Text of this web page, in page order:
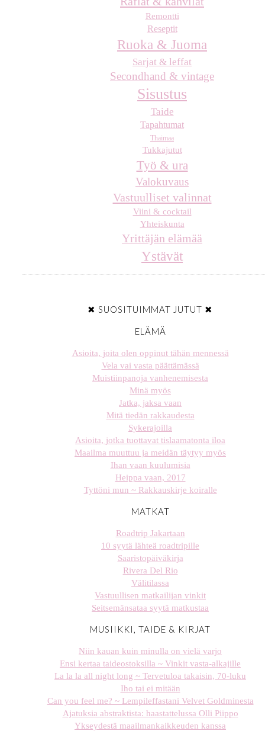
Remontti
Reseptit
Ruoka & Juoma
Sarjat & leffat
Secondhand & vintage
Sisustus
Taide
Tapahtumat
Thaimaa
Tukkajutut
Työ & ura
Valokuvaus
Vastuulliset valinnat
Viini & cocktail
Yhteiskunta
Yrittäjän elämää
Ystävät
✖ SUOSITUIMMAT JUTUT ✖
ELÄMÄ
Asioita, joita olen oppinut tähän mennessä
Vela vai vasta päättämässä
Muistiinpanoja vanhenemisesta
Minä myös
Jatka, jaksa vaan
Mitä tiedän rakkaudesta
Sykerajoilla
Asioita, jotka tuottavat tislaamatonta iloa
Maailma muuttuu ja meidän täytyy myös
Ihan vaan kuulumisia
Heippa vaan, 2017
Tyttöni mun ~ Rakkauskirje koiralle
MATKAT
Roadtrip Jakartaan
10 syytä lähteä roadtripille
Saaristopäiväkirja
Rivera Del Rio
Välitilassa
Vastuullisen matkailijan vinkit
Seitsemänsataa syytä matkustaa
MUSIIKKI, TAIDE & KIRJAT
Niin kauan kuin minulla on vielä varjo
Ensi kertaa taideostoksilla ~ Vinkit vasta-alkajille
La la la all night long ~ Tervetuloa takaisin, 70-luku
Iho tai ei mitään
Can you feel me? ~ Lempileffastani Velvet Goldminesta
Ajatuksia abstraktista: haastattelussa Olli Piippo
Ykseydestä maailmankaikkeuden kanssa